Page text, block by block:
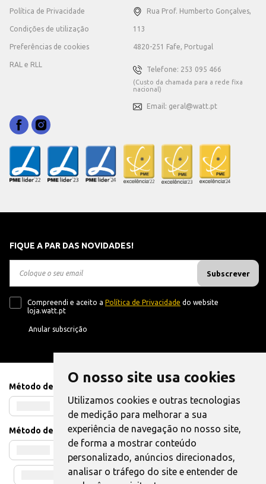
O nosso site usa cookies
Utilizamos cookies e outras tecnologias
de medição para melhorar a sua
experiência de navegação no nosso site,
de forma a mostrar conteúdo
personalizado, anúncios direcionados,
analisar o tráfego do site e entender de
Política de Privacidade
Condições de utilização
Preferências de cookies
RAL e RLL
Rua Prof. Humberto Gonçalves,
113
4820-251 Fafe, Portugal
Telefone: 253 095 466
(Custo da chamada para a rede fixa
nacional)
Email: geral@watt.pt
FIQUE A PAR DAS NOVIDADES!
Subscrever
Compreendi e aceito a Política de Privacidade do website
loja.watt.pt
Anular subscrição
Método de Pagamento
Método de Envio